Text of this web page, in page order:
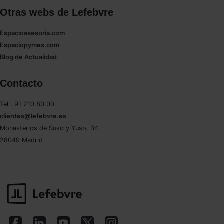
Otras webs de Lefebvre
Espacioasesoria.com
Espaciopymes.com
Blog de Actualidad
Contacto
Tel.: 91 210 80 00
clientes@lefebvre.es
Monasterios de Suso y Yuso, 34
28049 Madrid